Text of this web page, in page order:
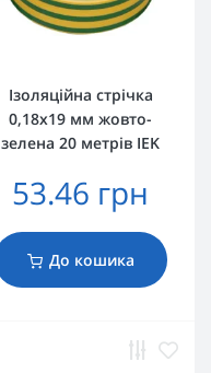
Ізоляційна стрічка
0,18х19 мм жовто-
зелена 20 метрів IEK
53.46 грн
До кошика